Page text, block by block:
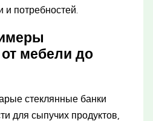
и потребностей.
мебели до
стеклянные банки
для сыпучих продуктов,